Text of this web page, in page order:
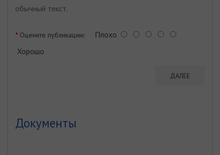
обычный текст.
Оцените публикацию: Плохо
Хорошо
ДАЛЕЕ
Документы